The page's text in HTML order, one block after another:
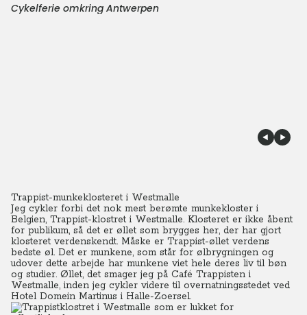
Cykelferie omkring Antwerpen
Trappist-munkeklosteret i Westmalle
Jeg cykler forbi det nok mest berømte munkekloster i
Belgien, Trappist-klostret i Westmalle. Klosteret er ikke åbent
for publikum, så det er øllet som brygges her, der har gjort
klosteret verdenskendt. Måske er Trappist-øllet verdens
bedste øl. Det er munkene, som står for ølbrygningen og
udover dette arbejde har munkene viet hele deres liv til bøn
og studier. Øllet, det smager jeg på Café Trappisten i
Westmalle, inden jeg cykler videre til overnatningsstedet ved
Hotel Domein Martinus i Halle-Zoersel.